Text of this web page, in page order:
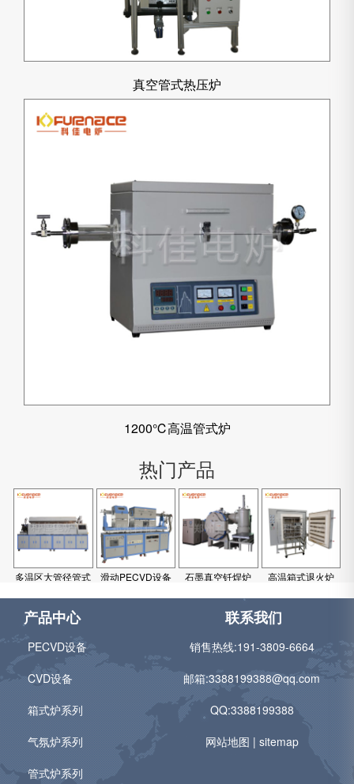
真空管式热压炉
1200℃高温管式炉
热门产品
多温区大管径管式
滑动PECVD设备 石墨真空钎焊炉 高温箱式退火炉
产品中心
PECVD设备
CVD设备
箱式炉系列
气氛炉系列
管式炉系列
联系我们
销售热线:191-3809-6664
邮箱:3388199388@qq.com
QQ:3388199388
网站地图 | sitemap